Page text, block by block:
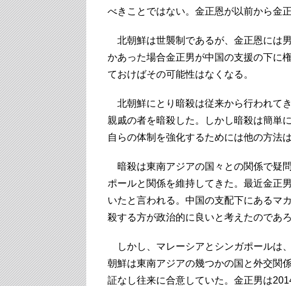
べきことではない。金正恩が以前から金
北朝鮮は世襲制であるが、金正恩には
かあった場合金正男が中国の支援の下に
ておけばその可能性はなくなる。
北朝鮮にとり暗殺は従来から行われて
親戚の者を暗殺した。しかし暗殺は簡単
自らの体制を強化するためには他の方法
暗殺は東南アジアの国々との関係で疑
ポールと関係を維持してきた。最近金正
いたと言われる。中国の支配下にあるマ
殺する方が政治的に良いと考えたのであろ
しかし、マレーシアとシンガポールは
朝鮮は東南アジアの幾つかの国と外交関
証なし往来に合意していた。金正男は